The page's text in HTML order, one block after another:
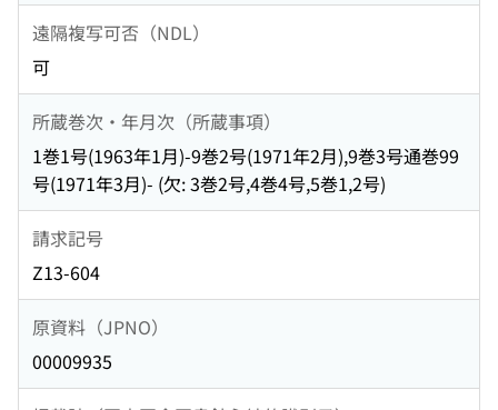
遠隔複写可否（NDL）
可
所蔵巻次・年月次（所蔵事項）
1巻1号(1963年1月)-9巻2号(1971年2月),9巻3号通巻99
号(1971年3月)- (欠: 3巻2号,4巻4号,5巻1,2号)
請求記号
Z13-604
原資料（JPNO）
00009935